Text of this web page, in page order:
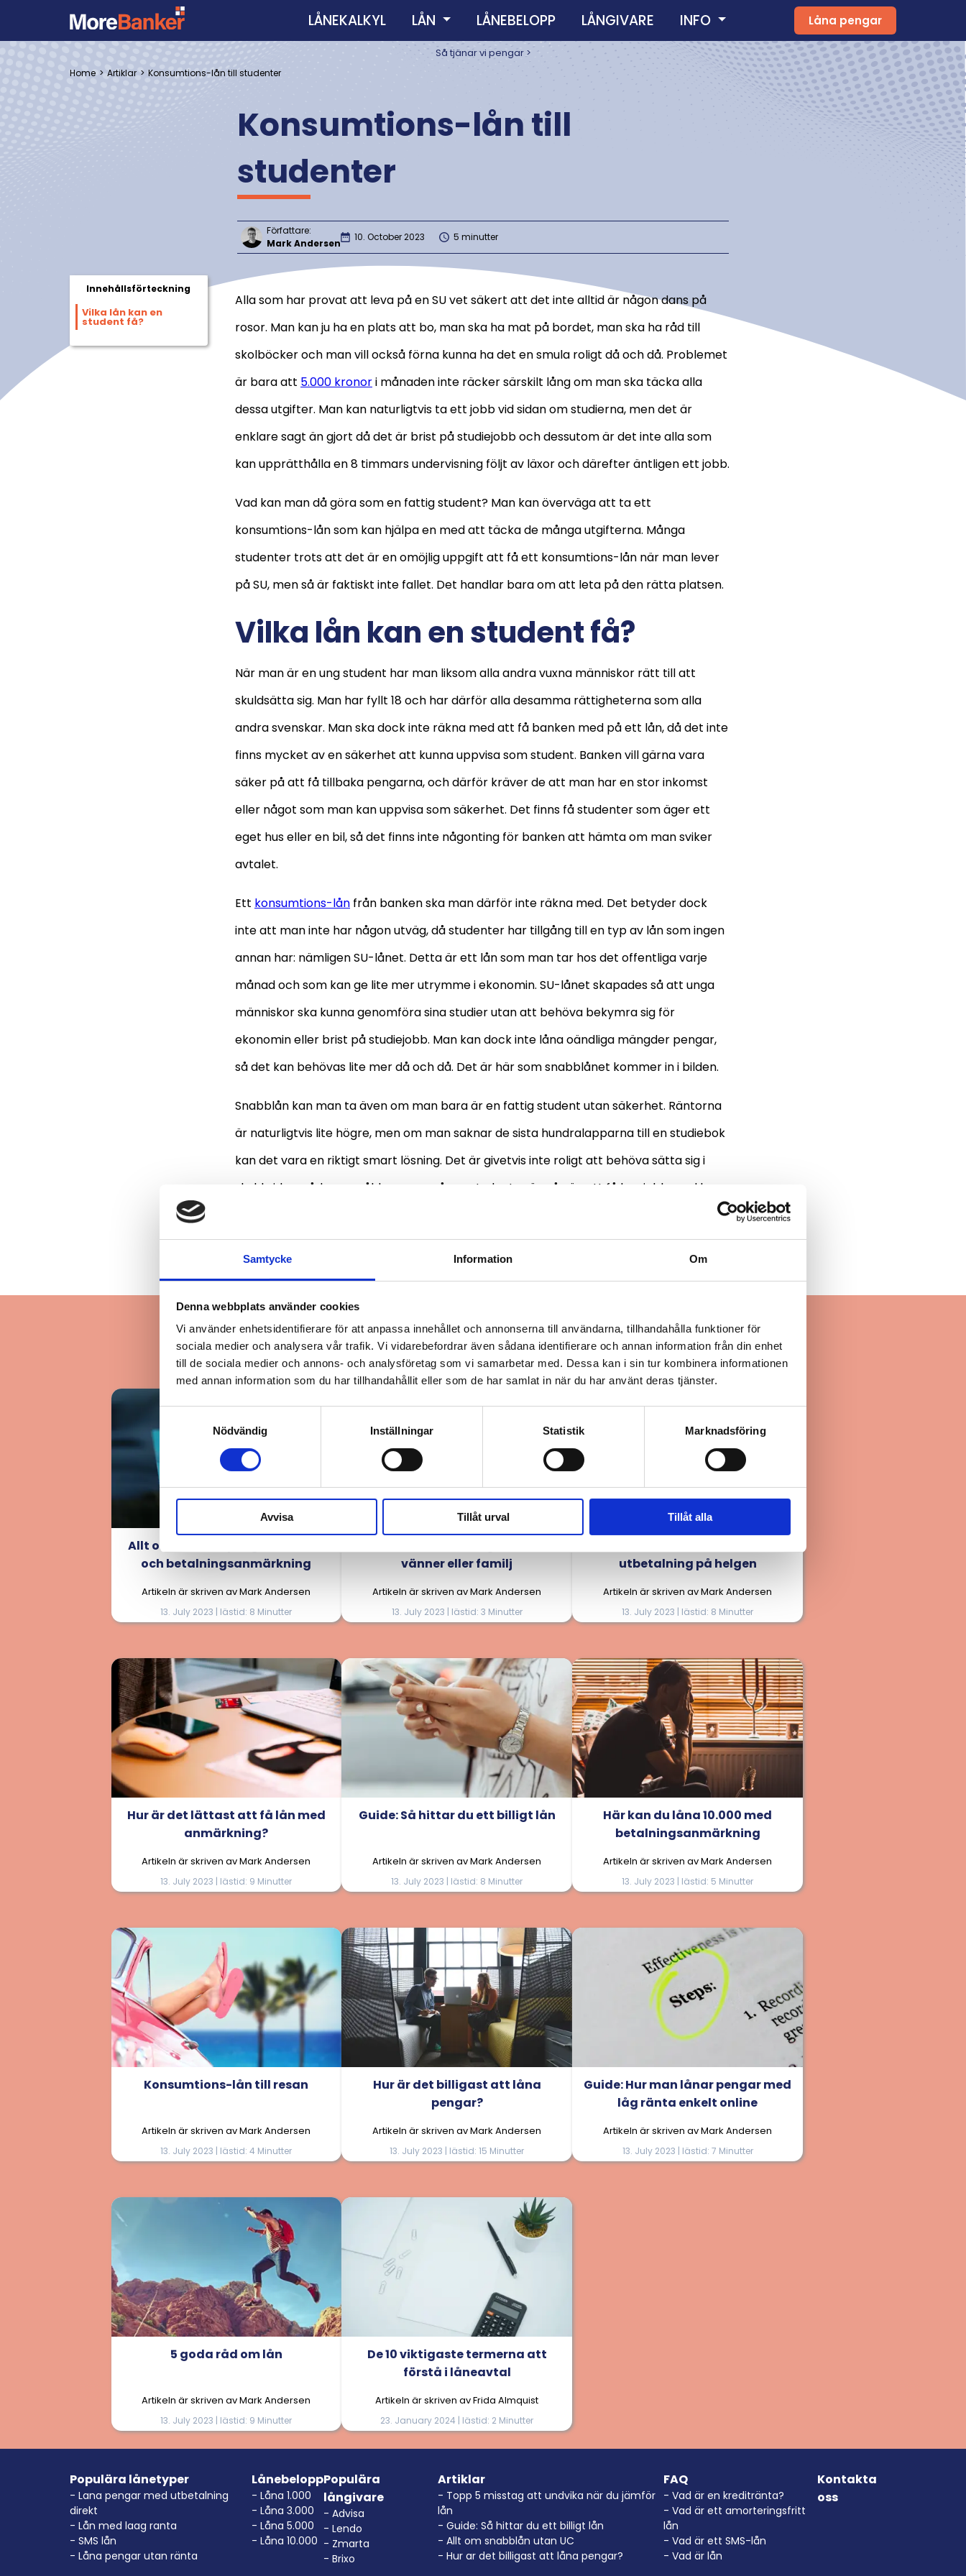
Samtycke Information Om
Denna webbplats använder cookies
Vi använder enhetsidentifierare för att anpassa innehållet och annonserna till användarna, tillhandahålla funktioner för
sociala medier och analysera vår trafik. Vi vidarebefordrar även sådana identifierare och annan information från din enhet
till de sociala medier och annons- och analysföretag som vi samarbetar med. Dessa kan i sin tur kombinera informationen
med annan information som du har tillhandahållit eller som de har samlat in när du har använt deras tjänster.
Nödvändig
Inställningar Statistik Marknadsföring
Avvisa Tillåt urval Tillåt alla
LÅNEKALKYL LÅN LÅNEBELOPP LÅNGIVARE INFO Låna pengar
Så tjänar vi pengar >
Home Artiklar Konsumtions-lån till studenter
Konsumtions-lån till
studenter
Författare:
Mark Andersen
10. October 2023 5 minutter
Innehållsförteckning
Vilka lån kan en
student få?
Alla som har provat att leva på en SU vet säkert att det inte alltid är någon dans på
rosor. Man kan ju ha en plats att bo, man ska ha mat på bordet, man ska ha råd till
skolböcker och man vill också förna kunna ha det en smula roligt då och då. Problemet
är bara att 5.000 kronori månaden inte räcker särskilt lång om man ska täcka alla
dessa utgifter. Man kan naturligtvis ta ett jobb vid sidan om studierna, men det är
enklare sagt än gjort då det är brist på studiejobb och dessutom är det inte alla som
kan upprätthålla en 8 timmars undervisning följt av läxor och därefter äntligen ett jobb.
Vad kan man då göra som en fattig student? Man kan överväga att ta ett
konsumtions-lån som kan hjälpa en med att täcka de många utgifterna. Många
studenter trots att det är en omöjlig uppgift att få ett konsumtions-lån när man lever
på SU, men så är faktiskt inte fallet. Det handlar bara om att leta på den rätta platsen.
Vilka lån kan en student få?
När man är en ung student har man liksom alla andra vuxna människor rätt till att
skuldsätta sig. Man har fyllt 18 och har därför alla desamma rättigheterna som alla
andra svenskar. Man ska dock inte räkna med att få banken med på ett lån, då det inte
finns mycket av en säkerhet att kunna uppvisa som student. Banken vill gärna vara
säker på att få tillbaka pengarna, och därför kräver de att man har en stor inkomst
eller något som man kan uppvisa som säkerhet. Det finns få studenter som äger ett
eget hus eller en bil, så det finns inte någonting för banken att hämta om man sviker
avtalet.
Ett konsumtions-lånfrån banken ska man därför inte räkna med. Det betyder dock
inte att man inte har någon utväg, då studenter har tillgång till en typ av lån som ingen
annan har: nämligen SU-lånet. Detta är ett lån som man tar hos det offentliga varje
månad och som kan ge lite mer utrymme i ekonomin. SU-lånet skapades så att unga
människor ska kunna genomföra sina studier utan att behöva bekymra sig för
ekonomin eller brist på studiejobb. Man kan dock inte låna oändliga mängder pengar,
så det kan behövas lite mer då och då. Det är här som snabblånet kommer in i bilden.
Snabblån kan man ta även om man bara är en fattig student utan säkerhet. Räntorna
är naturligtvis lite högre, men om man saknar de sista hundralapparna till en studiebok
kan det vara en riktigt smart lösning. Det är givetvis inte roligt att behöva sätta sig i
skuld vid en sådan ung ålder, men många studenter är på väg att få bra jobb med bra
löner efter studierna, så det är inte så farligt ändå. Så länge man inte lånar mer än man
har råd till att återbetala så är konsumtions-lån till studenter en ganska bra lösning om
ekonomin under en period är stram.
Andra artiklar
Allt om att låna pengar utan UC
och betalningsanmärkning
Artikeln är skriven av Mark Andersen
13. July 2023 | lästid: 8 Minutter
vänner eller familj
Artikeln är skriven av Mark Andersen
13. July 2023 | lästid: 3 Minutter
utbetalning på helgen
Artikeln är skriven av Mark Andersen
13. July 2023 | lästid: 8 Minutter
Hur är det lättast att få lån med
anmärkning?
Artikeln är skriven av Mark Andersen
13. July 2023 | lästid: 9 Minutter
Guide: Så hittar du ett billigt lån
Artikeln är skriven av Mark Andersen
13. July 2023 | lästid: 8 Minutter
Här kan du låna 10.000 med
betalningsanmärkning
Artikeln är skriven av Mark Andersen
13. July 2023 | lästid: 5 Minutter
Konsumtions-lån till resan
Artikeln är skriven av Mark Andersen
13. July 2023 | lästid: 4 Minutter
Hur är det billigast att låna
pengar?
Artikeln är skriven av Mark Andersen
13. July 2023 | lästid: 15 Minutter
Guide: Hur man lånar pengar med
låg ränta enkelt online
Artikeln är skriven av Mark Andersen
13. July 2023 | lästid: 7 Minutter
5 goda råd om lån
Artikeln är skriven av Mark Andersen
13. July 2023 | lästid: 9 Minutter
De 10 viktigaste termerna att
förstå i låneavtal
Artikeln är skriven av Frida Almquist
23. January 2024 | lästid: 2 Minutter
Populära lånetyper
- Lana pengar med utbetalning
direkt
- Lån med laag ranta
- SMS lån
- Låna pengar utan ränta
Lånebelopp
- Låna 1.000
- Låna 3.000
- Låna 5.000
- Låna 10.000
Populära
långivare
- Advisa
- Lendo
- Zmarta
- Brixo
Artiklar
- Topp 5 misstag att undvika när du jämför
lån
- Guide: Så hittar du ett billigt lån
- Allt om snabblån utan UC
- Hur ar det billigast att låna pengar?
FAQ
- Vad är en kreditränta?
- Vad är ett amorteringsfritt
lån
- Vad är ett SMS-lån
- Vad är lån
Kontakta
oss